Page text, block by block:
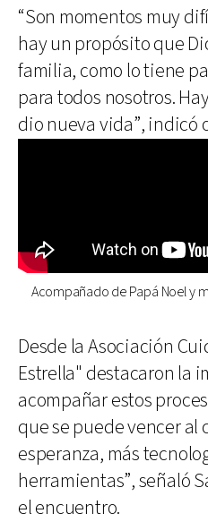
“Son momentos muy
hay un propósito que
familia, como lo tiene
para todos nosotros.
dio nueva vida”, indicó
Acompañado de Papá Noel y
Desde la Asociación
Estrella" destacaron la
acompañar estos
que se puede vencer al
esperanza, más
herramientas”, señaló
el encuentro.